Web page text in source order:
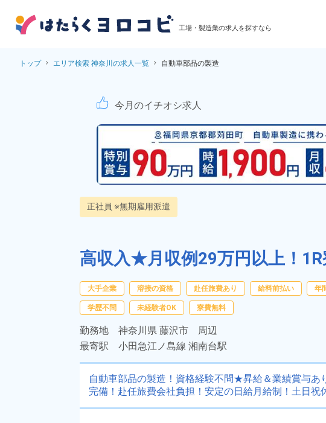
工場・製造業の求人を探すなら
トップ エリア検索 神奈川の求人一覧 自動車部品の製造
自動車部品の製造！資格
今月のイチオシ求人
正社員 ※無期雇用派遣
高収入★月収例29万円以上！1R
大手企業 溶接の資格 赴任旅費あり 給料前払い 年
学歴不問 未経験者OK 寮費無料
勤務地 神奈川県 藤沢市 周辺
最寄駅 小田急江ノ島線 湘南台駅
自動車部品の製造！資格経験不問★昇給＆業績賞与あ
完備！赴任旅費会社負担！安定の日給月給制！土日祝